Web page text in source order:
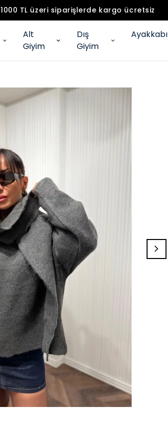
1000 TL üzeri siparişlerde kargo ücretsiz
Alt
Giyim
Dış
Giyim
Ayakkabı